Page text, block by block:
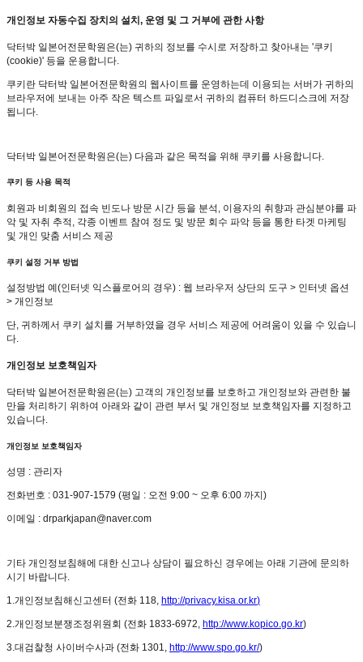
개인정보 자동수집 장치의 설치, 운영 및 그 거부에 관한 사항
닥터박 일본어전문학원은(는) 귀하의 정보를 수시로 저장하고 찾아내는 '쿠키
(cookie)' 등을 운용합니다.
쿠키란 닥터박 일본어전문학원의 웹사이트를 운영하는데 이용되는 서버가 귀하의
브라우저에 보내는 아주 작은 텍스트 파일로서 귀하의 컴퓨터 하드디스크에 저장
됩니다.
닥터박 일본어전문학원은(는) 다음과 같은 목적을 위해 쿠키를 사용합니다.
쿠키 등 사용 목적
회원과 비회원의 접속 빈도나 방문 시간 등을 분석, 이용자의 취향과 관심분야를 파
악 및 자취 추적, 각종 이벤트 참여 정도 및 방문 회수 파악 등을 통한 타겟 마케팅
및 개인 맞춤 서비스 제공
쿠키 설정 거부 방법
설정방법 예(인터넷 익스플로어의 경우) : 웹 브라우저 상단의 도구 > 인터넷 옵션
> 개인정보
단, 귀하께서 쿠키 설치를 거부하였을 경우 서비스 제공에 어려움이 있을 수 있습니
다.
개인정보 보호책임자
닥터박 일본어전문학원은(는) 고객의 개인정보를 보호하고 개인정보와 관련한 불
만을 처리하기 위하여 아래와 같이 관련 부서 및 개인정보 보호책임자를 지정하고
있습니다.
개인정보 보호책임자
성명 : 관리자
전화번호 : 031-907-1579 (평일 : 오전 9:00 ~ 오후 6:00 까지)
이메일 : drparkjapan@naver.com
기타 개인정보침해에 대한 신고나 상담이 필요하신 경우에는 아래 기관에 문의하
시기 바랍니다.
1.개인정보침해신고센터 (전화 118, http://privacy.kisa.or.kr)
2.개인정보분쟁조정위원회 (전화 1833-6972, http://www.kopico.go.kr)
3.대검찰청 사이버수사과 (전화 1301, http://www.spo.go.kr/)